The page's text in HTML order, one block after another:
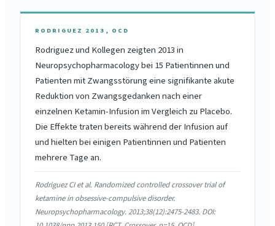
RODRIGUEZ 2013, OCD
Rodriguez und Kollegen zeigten 2013 in
Neuropsychopharmacology bei 15 Patientinnen und
Patienten mit Zwangsstörung eine signifikante akute
Reduktion von Zwangsgedanken nach einer
einzelnen Ketamin-Infusion im Vergleich zu Placebo.
Die Effekte traten bereits während der Infusion auf
und hielten bei einigen Patientinnen und Patienten
mehrere Tage an.
Rodriguez CI et al. Randomized controlled crossover trial of
ketamine in obsessive-compulsive disorder.
Neuropsychopharmacology. 2013;38(12):2475-2483. DOI: